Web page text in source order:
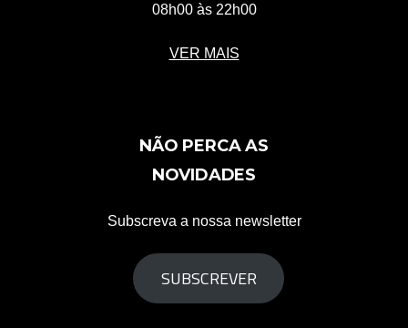
08h00 às 22h00
VER MAIS
NÃO PERCA AS
NOVIDADES
Subscreva a nossa newsletter
SUBSCREVER